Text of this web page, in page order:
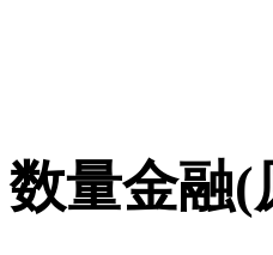
数量金融